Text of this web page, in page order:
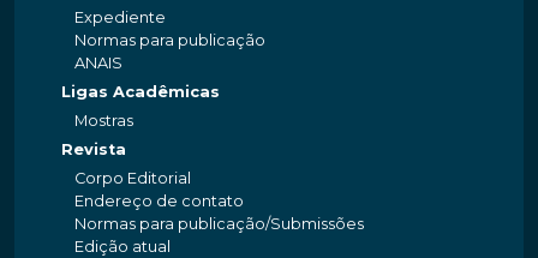
Expediente
Normas para publicação
ANAIS
Ligas Acadêmicas
Mostras
Revista
Corpo Editorial
Endereço de contato
Normas para publicação/Submissões
Edição atual